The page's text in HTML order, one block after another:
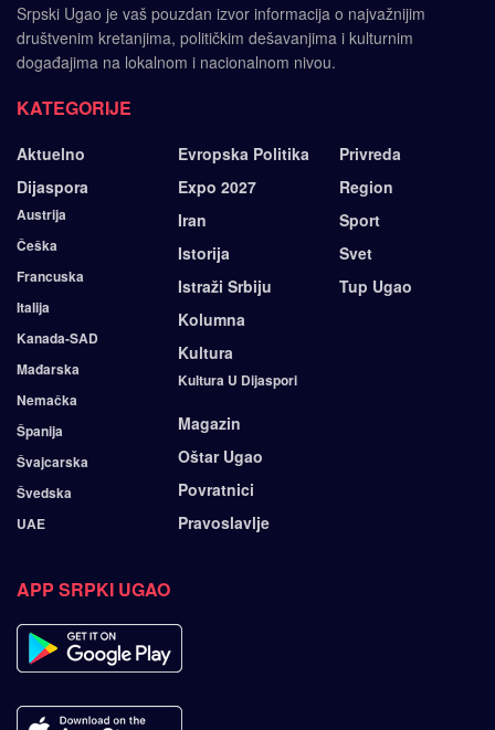
Srpski Ugao je vaš pouzdan izvor informacija o najvažnijim
društvenim kretanjima, političkim dešavanjima i kulturnim
događajima na lokalnom i nacionalnom nivou.
KATEGORIJE
Aktuelno
Dijaspora
Austrija
Češka
Francuska
Italija
Kanada-SAD
Mađarska
Nemačka
Španija
Švajcarska
Švedska
UAE
Evropska Politika
Expo 2027
Iran
Istorija
Istraži Srbiju
Kolumna
Kultura
Kultura U Dijaspori
Magazin
Oštar Ugao
Povratnici
Pravoslavlje
Privreda
Region
Sport
Svet
Tup Ugao
APP SRPKI UGAO